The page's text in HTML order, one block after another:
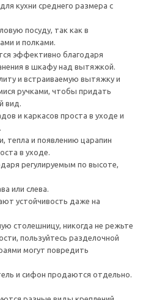
кухни среднего размера с
посуду, так как в
и полками.
эффективно благодаря
в шкафу над вытяжкой.
и встраиваемую вытяжку и
ручками, чтобы придать
вид.
и каркасов проста в уходе и
тепла и появлению царапин
в уходе.
регулируемым по высоте,
или слева.
устойчивость даже на
столешницу, никогда не режьте
пользуйтесь разделочной
могут повредить
и сифон продаются отдельно.